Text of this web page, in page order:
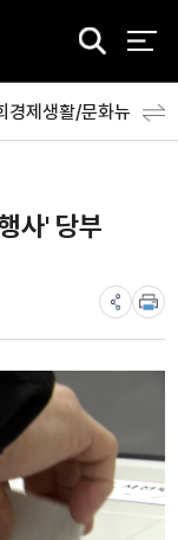
검
경제생활/문화뉴스특
사' 당부